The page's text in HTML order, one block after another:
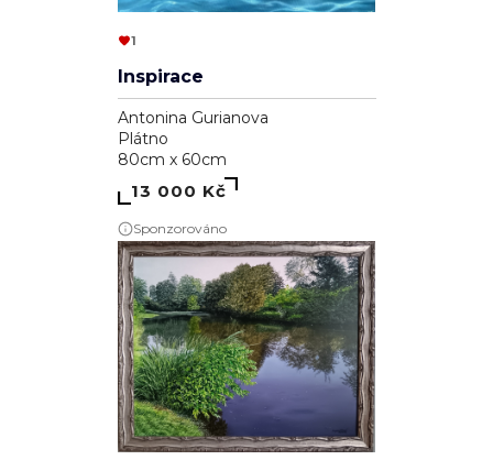
1
Inspirace
Antonina Gurianova
Plátno
80cm x 60cm
13 000 Kč
Sponzorováno